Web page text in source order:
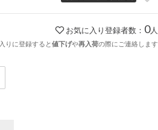
お気に入り登録者数： 0人
りに登録すると値下げや再入荷の際にご連絡します